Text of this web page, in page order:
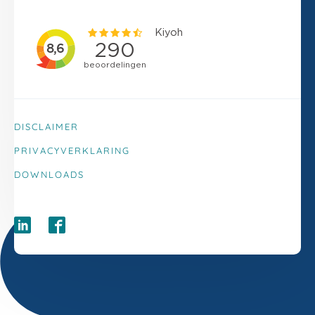
DISCLAIMER
PRIVACYVERKLARING
DOWNLOADS